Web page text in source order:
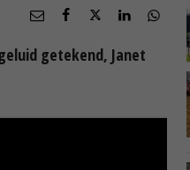
getekend, Janet